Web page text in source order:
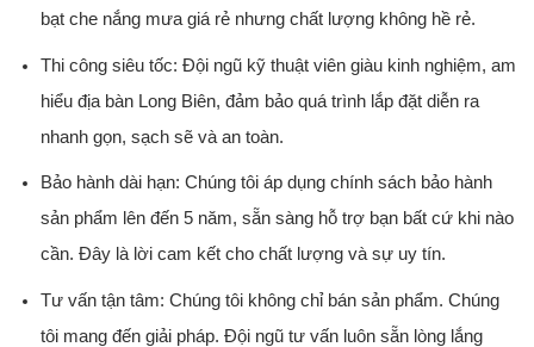
bạt che nắng mưa giá rẻ nhưng chất lượng không hề rẻ.
Thi công siêu tốc: Đội ngũ kỹ thuật viên giàu kinh nghiệm, am
hiểu địa bàn Long Biên, đảm bảo quá trình lắp đặt diễn ra
nhanh gọn, sạch sẽ và an toàn.
Bảo hành dài hạn: Chúng tôi áp dụng chính sách bảo hành
sản phẩm lên đến 5 năm, sẵn sàng hỗ trợ bạn bất cứ khi nào
cần. Đây là lời cam kết cho chất lượng và sự uy tín.
Tư vấn tận tâm: Chúng tôi không chỉ bán sản phẩm. Chúng
tôi mang đến giải pháp. Đội ngũ tư vấn luôn sẵn lòng lắng